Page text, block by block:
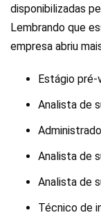
disponibilizadas
Lembrando que
empresa abriu
Estágio pré-
Analista de
Analista de
Analista de
Técnico de